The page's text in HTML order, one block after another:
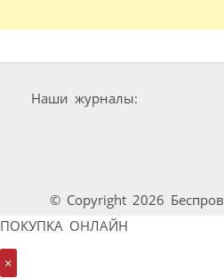
Наши журналы:
© Copyright 2026
ПОКУПКА ОНЛАЙН
×